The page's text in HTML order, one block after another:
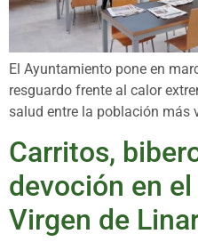
El Ayuntamiento pone en
resguardo frente al calor
salud entre la población más
Carritos,
devoción en
Virgen de